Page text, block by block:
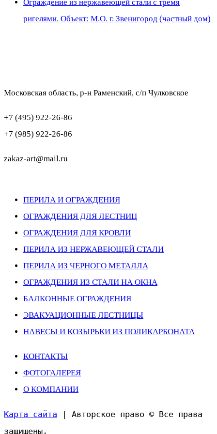
Ограждение из нержавеющей стали с тремя
ригелями. Объект: М.О. г. Звенигород (частный дом)
Московская область, р-н Раменский, с/п Чулковское
+7 (495) 922-26-86
+7 (985) 922-26-86
zakaz-art@mail.ru
ПЕРИЛА И ОГРАЖДЕНИЯ
ОГРАЖДЕНИЯ ДЛЯ ЛЕСТНИЦ
ОГРАЖДЕНИЯ ДЛЯ КРОВЛИ
ПЕРИЛА ИЗ НЕРЖАВЕЮЩЕЙ СТАЛИ
ПЕРИЛА ИЗ ЧЕРНОГО МЕТАЛЛА
ОГРАЖДЕНИЯ ИЗ СТАЛИ НА ОКНА
БАЛКОННЫЕ ОГРАЖДЕНИЯ
ЭВАКУАЦИОННЫЕ ЛЕСТНИЦЫ
НАВЕСЫ И КОЗЫРЬКИ ИЗ ПОЛИКАРБОНАТА
КОНТАКТЫ
ФОТОГАЛЕРЕЯ
О КОМПАНИИ
Карта сайта | Авторское право © Все права
защищены.